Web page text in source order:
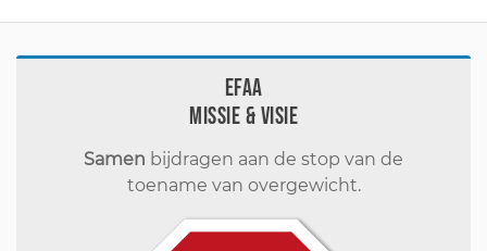
EFAA
Missie & visie
Samen bijdragen aan de stop van de
toename van overgewicht.